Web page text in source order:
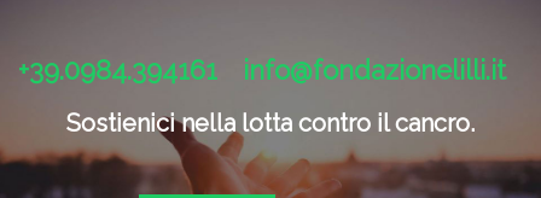
+39.0984.394161 info@fondazionelilli.it
Sostienici nella lotta contro il cancro.